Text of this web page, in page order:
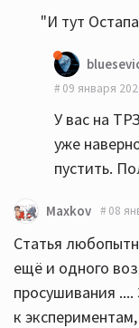
"И тут
09 января
У вас на
уже
пустить.
Maxkov 08
Статья
ещё и одного
просушивания
к